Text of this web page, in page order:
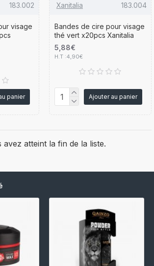
183.002
visage
panier
Xanitalia 183.004
Bandes de cire pour visage
thé vert x20pcs Xanitalia
5,88€
H.T :4,90€
Ajouter au panier
avez atteint la fin de la liste.